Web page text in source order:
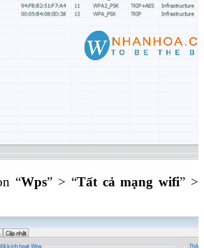
“Wps” > “Tất cả mạng wifi” >